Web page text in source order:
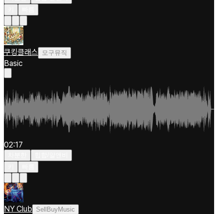
쿠킹클래스 모구뮤직
Basic
02:17
NY Club SellBuyMusic